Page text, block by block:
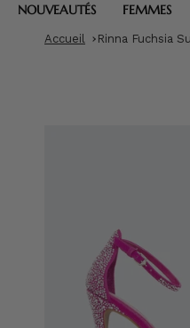
NOUVEAUTÉS FEMMES
Accueil Rinna Fuchsia